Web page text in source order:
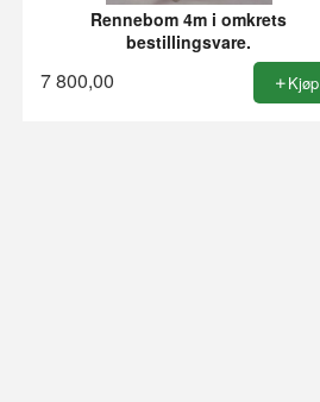
Rennebom 4m i omkrets
bestillingsvare.
7 800,00 Kjøp